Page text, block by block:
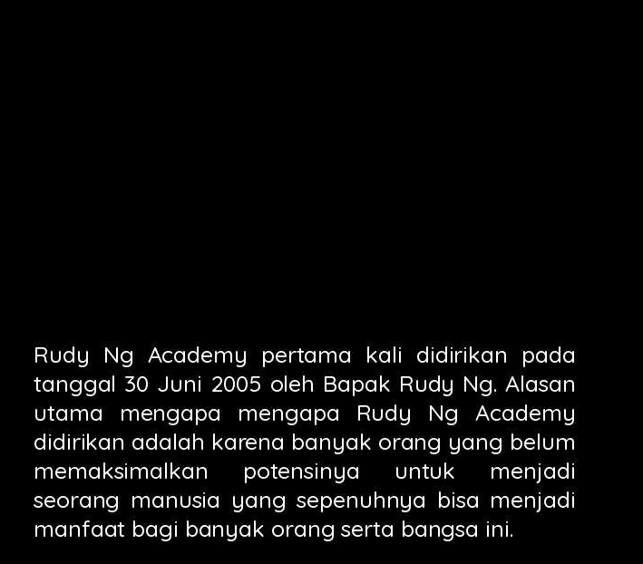
Rudy Ng Academy pertama kali didirikan pada
tanggal 30 Juni 2005 oleh Bapak Rudy Ng. Alasan
utama mengapa mengapa Rudy Ng Academy
didirikan adalah karena banyak orang yang belum
memaksimalkan potensinya untuk menjadi
seorang manusia yang sepenuhnya bisa menjadi
manfaat bagi banyak orang serta bangsa ini.